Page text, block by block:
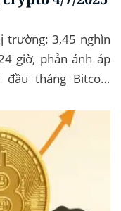
trường: 3,45 nghìn
giờ, phản ánh áp
tháng‍ Bitcoin